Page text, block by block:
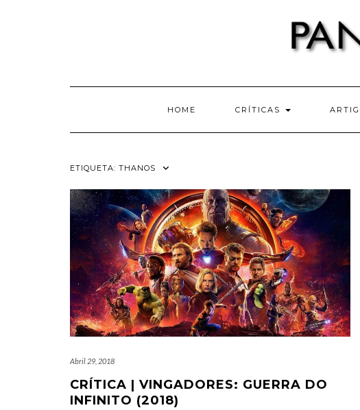
HOME CRÍTICAS
ETIQUETA: THANOS
Abril 29, 2018
CRÍTICA | VINGADORES: GUERRA DO
INFINITO (2018)